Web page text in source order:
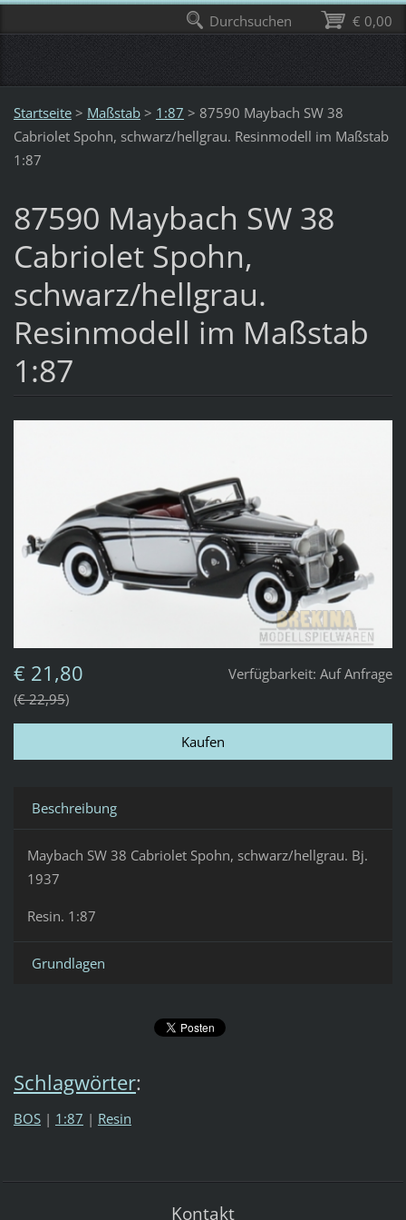
Startseite > Maßstab > 1:87 > 87590 Maybach SW 38
Cabriolet Spohn, schwarz/hellgrau. Resinmodell im Maßstab
1:87
87590 Maybach SW 38
Cabriolet Spohn,
schwarz/hellgrau.
Resinmodell im Maßstab
1:87
Verfügbarkeit: Auf Anfrage
€ 21,80
€ 22,95
Beschreibung
Maybach SW 38 Cabriolet Spohn, schwarz/hellgrau. Bj.
1937
Resin. 1:87
Grundlagen
Schlagwörter:
BOS | 1:87 | Resin
Kontakt
€ 0,00
Durchsuchen